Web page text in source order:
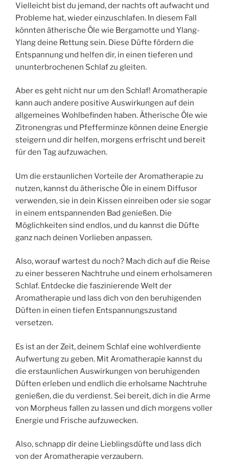
Vielleicht bist du jemand, der nachts oft aufwacht und
Probleme hat, wieder einzuschlafen. In diesem Fall
könnten ätherische Öle wie Bergamotte und Ylang-
Ylang deine Rettung sein. Diese Düfte fördern die
Entspannung und helfen dir, in einen tieferen und
ununterbrochenen Schlaf zu gleiten.
Aber es geht nicht nur um den Schlaf! Aromatherapie
kann auch andere positive Auswirkungen auf dein
allgemeines Wohlbefinden haben. Ätherische Öle wie
Zitronengras und Pfefferminze können deine Energie
steigern und dir helfen, morgens erfrischt und bereit
für den Tag aufzuwachen.
Um die erstaunlichen Vorteile der Aromatherapie zu
nutzen, kannst du ätherische Öle in einem Diffusor
verwenden, sie in dein Kissen einreiben oder sie sogar
in einem entspannenden Bad genießen. Die
Möglichkeiten sind endlos, und du kannst die Düfte
ganz nach deinen Vorlieben anpassen.
Also, worauf wartest du noch? Mach dich auf die Reise
zu einer besseren Nachtruhe und einem erholsameren
Schlaf. Entdecke die faszinierende Welt der
Aromatherapie und lass dich von den beruhigenden
Düften in einen tiefen Entspannungszustand
versetzen.
Es ist an der Zeit, deinem Schlaf eine wohlverdiente
Aufwertung zu geben. Mit Aromatherapie kannst du
die erstaunlichen Auswirkungen von beruhigenden
Düften erleben und endlich die erholsame Nachtruhe
genießen, die du verdienst. Sei bereit, dich in die Arme
von Morpheus fallen zu lassen und dich morgens voller
Energie und Frische aufzuwecken.
Also, schnapp dir deine Lieblingsdüfte und lass dich
von der Aromatherapie verzaubern.